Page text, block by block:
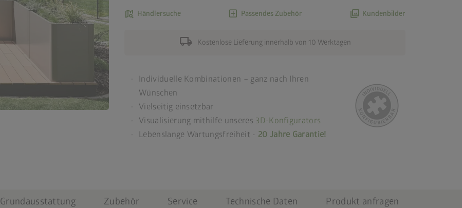
map_search Händlersuche add_box Passendes Zubehör photo_library Kundenbilder
local_shipping Kostenlose Lieferung innerhalb von 10 Werktagen
Individuelle Kombinationen – ganz nach Ihren
Wünschen
Vielseitig einsetzbar
Visualisierung mithilfe unseres 3D-Konfigurators
Lebenslange Wartungsfreiheit - 20 Jahre Garantie!
Grundausstattung Zubehör Service Technische Daten Produkt anfragen